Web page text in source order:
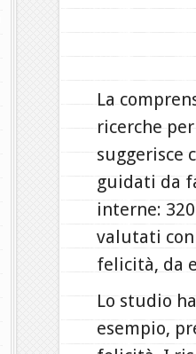
La
ricerche
suggerisce
guidati da
interne:
valutati
felicità, da
Lo studio
esempio,